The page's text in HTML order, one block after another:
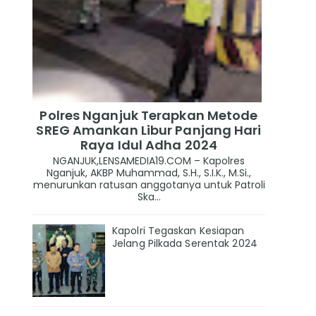
Polres Nganjuk Terapkan Metode
SREG Amankan Libur Panjang Hari
Raya Idul Adha 2024
NGANJUK,LENSAMEDIA19.COM – Kapolres
Nganjuk, AKBP Muhammad, S.H., S.I.K., M.Si.,
menurunkan ratusan anggotanya untuk Patroli
Ska...
Kapolri Tegaskan Kesiapan
Jelang Pilkada Serentak 2024